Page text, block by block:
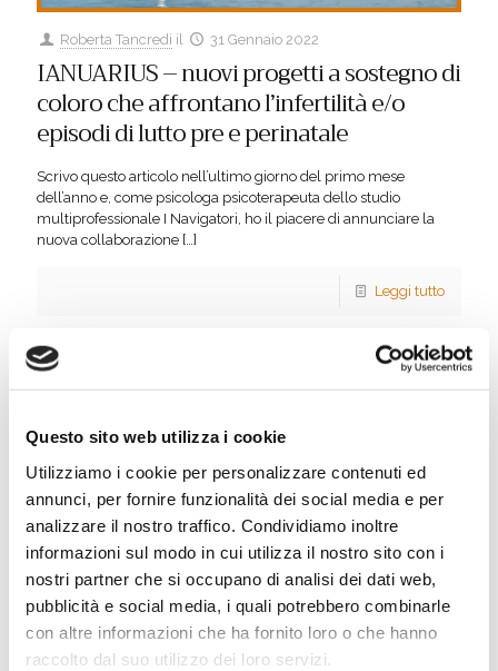
Questo sito web utilizza i cookie
Utilizziamo i cookie per personalizzare contenuti ed
annunci, per fornire funzionalità dei social media e per
analizzare il nostro traffico. Condividiamo inoltre
informazioni sul modo in cui utilizza il nostro sito con i
nostri partner che si occupano di analisi dei dati web,
pubblicità e social media, i quali potrebbero combinarle
con altre informazioni che ha fornito loro o che hanno
raccolto dal suo utilizzo dei loro servizi.
Roberta Tancredi il 31 Gennaio 2022
IANUARIUS – nuovi progetti a sostegno di
coloro che affrontano l’infertilità e/o
episodi di lutto pre e perinatale
Scrivo questo articolo nell’ultimo giorno del primo mese
dell’anno e, come psicologa psicoterapeuta dello studio
multiprofessionale I Navigatori, ho il piacere di annunciare la
nuova collaborazione […]
Leggi tutto
Roberta Tancredi 18 Marzo 2021
Cineforum sul divano – Film “Marriage
Story”